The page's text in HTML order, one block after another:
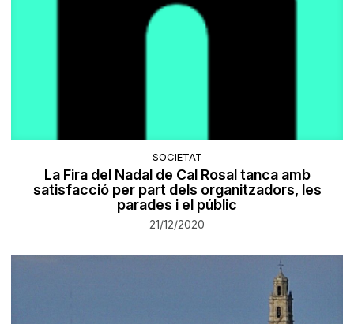
SOCIETAT
La Fira del Nadal de Cal Rosal tanca amb
satisfacció per part dels organitzadors, les
parades i el públic
21/12/2020